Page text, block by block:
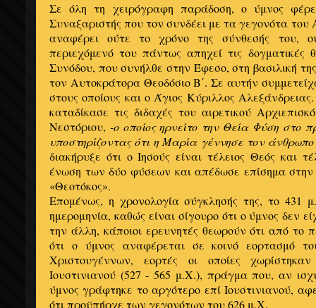
Σε όλη τη χειρόγραφη παράδοση, ο ύμνος
Συναξαριστής που τον συνδέει με τα γεγονότα
αναφέρει ούτε το χρόνο της σύνθεσής του,
περιεχόμενό του πάντως απηχεί τις δογματικές
Συνόδου, που συνήλθε στην Έφεσο, στη βασιλική
τον Αυτοκράτορα Θεοδόσιο Β΄. Σε αυτήν
στους οποίους και ο Άγιος Κύριλλος
καταδίκασε τις διδαχές του αιρετικού
Νεστόριου, -ο οποίος ηρνείτο την Θεία Φύση στο
υποστηρίζοντας ότι η Μαρία γέννησε τον
διακήρυξε ότι ο Ιησούς είναι τέλειος Θεός και
ένωση των δύο φύσεων και απέδωσε επίσημα
«Θεοτόκος».
Επομένως, η χρονολογία σύγκλησής της, το 431
ημερομηνία, καθώς είναι σίγουρο ότι ο ύμνος δεν
την άλλη, κάποιοι ερευνητές θεωρούν ότι από το
ότι ο ύμνος αναφέρεται σε κοινό εορτασμό
Χριστουγέννων, εορτές οι οποίες
Ιουστινιανού (527 - 565 μ.Χ.), πράγμα που, αν
ύμνος γράφτηκε το αργότερο επί Ιουστινιανού,
ότι προϋπήρχε των γεγονότων του 626 μ.Χ.